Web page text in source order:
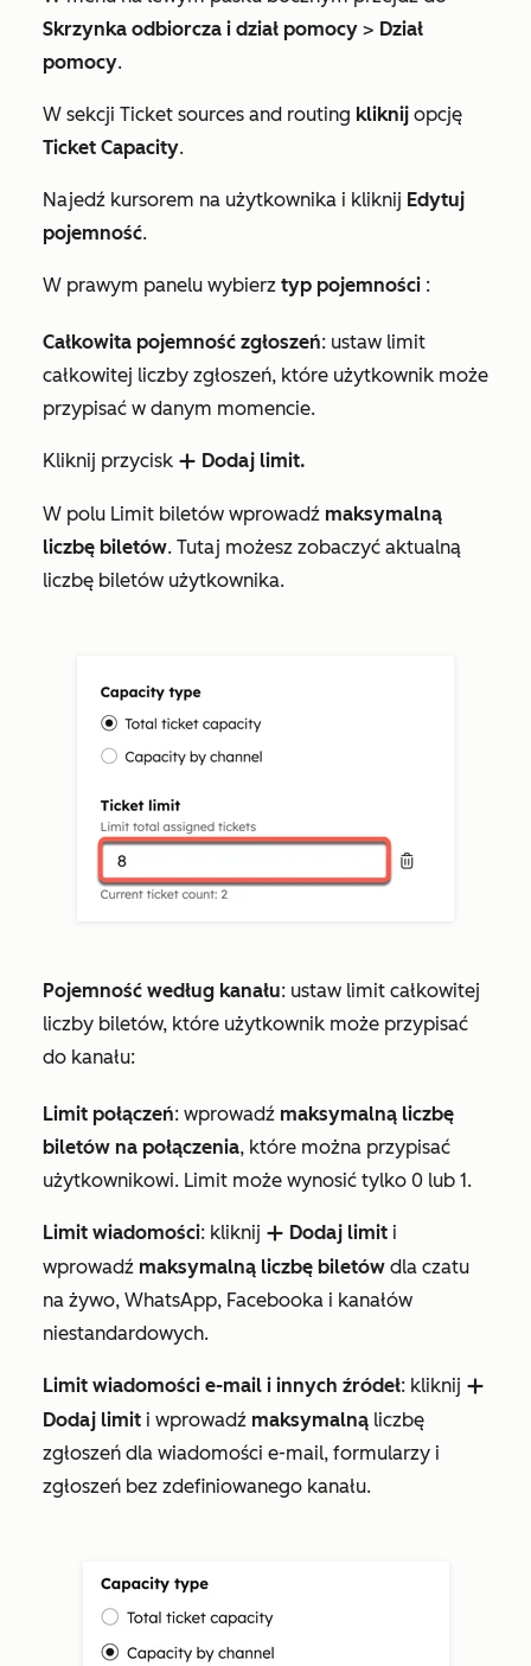
Skrzynka odbiorcza i dział pomocy > Dział
pomocy.
W sekcji Ticket sources and routing kliknij opcję
Ticket Capacity.
Najedź kursorem na użytkownika i kliknij Edytuj
pojemność.
W prawym panelu wybierz typ pojemności :
Całkowita pojemność zgłoszeń: ustaw limit
całkowitej liczby zgłoszeń, które użytkownik może
przypisać w danym momencie.
Kliknij przycisk add Dodaj limit.
W polu Limit biletów wprowadź maksymalną
liczbę biletów. Tutaj możesz zobaczyć aktualną
liczbę biletów użytkownika.
Pojemność według kanału: ustaw limit całkowitej
liczby biletów, które użytkownik może przypisać
do kanału:
Limit połączeń: wprowadź maksymalną liczbę
biletów na połączenia, które można przypisać
użytkownikowi. Limit może wynosić tylko 0 lub 1.
Limit wiadomości: kliknij add Dodaj limit i
wprowadź maksymalną liczbę biletów dla czatu
na żywo, WhatsApp, Facebooka i kanałów
niestandardowych.
Limit wiadomości e-mail i innych źródeł: kliknij add
Dodaj limit i wprowadź maksymalną liczbę
zgłoszeń dla wiadomości e-mail, formularzy i
zgłoszeń bez zdefiniowanego kanału.